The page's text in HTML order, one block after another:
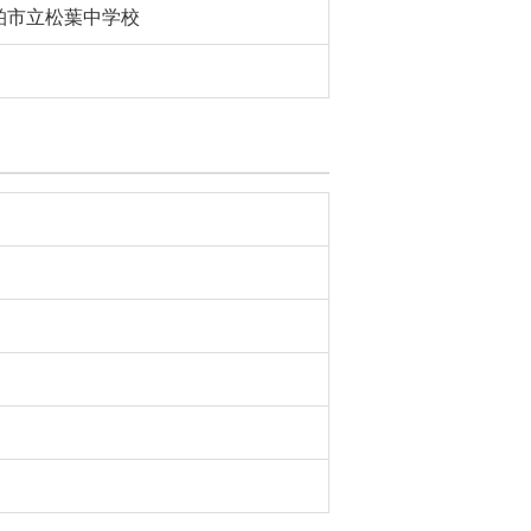
市立松葉中学校